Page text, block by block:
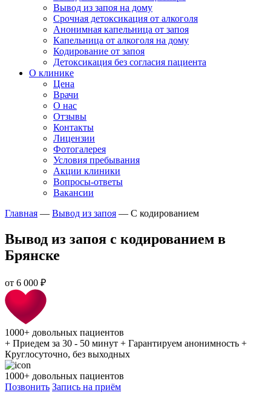
Вывод из запоя на дому
Срочная детоксикация от алкоголя
Анонимная капельница от запоя
Капельница от алкоголя на дому
Кодирование от запоя
Детоксикация без согласия пациента
О клинике
Цена
Врачи
О нас
Отзывы
Контакты
Лицензии
Фотогалерея
Условия пребывания
Акции клиники
Вопросы-ответы
Вакансии
Главная — Вывод из запоя — С кодированием
Вывод из запоя с кодированием в
Брянске
от 6 000 ₽
1000+ довольных пациентов
+ Приедем за 30 - 50 минут + Гарантируем анонимность +
Круглосуточно, без выходных
1000+ довольных пациентов
Позвонить Запись на приём